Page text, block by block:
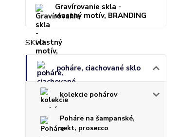
Gravírovanie skla -
vlastný motív, BRANDING
SKLO
poháre, ciachované sklo
kolekcie pohárov
Poháre na šampanské,
sekt, prosecco